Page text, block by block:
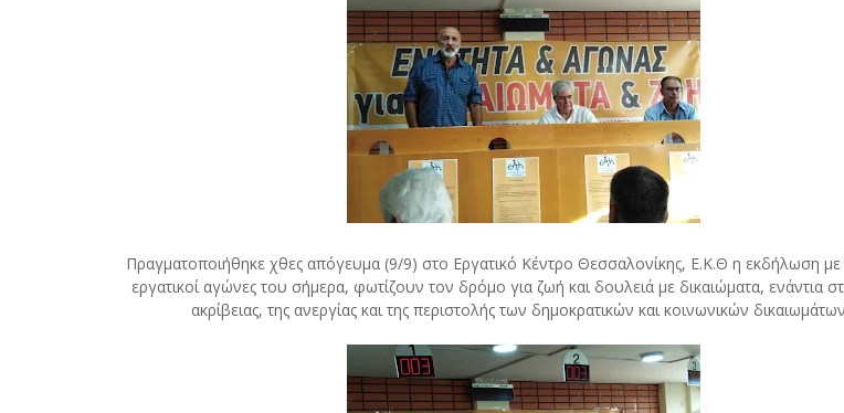
Πραγματοποιήθηκε χθες απόγευμα (9/9) στο Εργατικό Κέντρο Θεσσαλονίκης, Ε.Κ.Θ η εκδήλωση
εργατικοί αγώνες του σήμερα, φωτίζουν τον δρόμο για ζωή και δουλειά με δικαιώματα, ενάντια
ακρίβειας, της ανεργίας και της περιστολής των δημοκρατικών και κοινωνικών